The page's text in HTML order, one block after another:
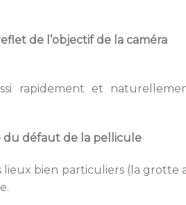
de l’objectif de la caméra
rapidement et
du défaut de la pellicule
bien particuliers (la grotte